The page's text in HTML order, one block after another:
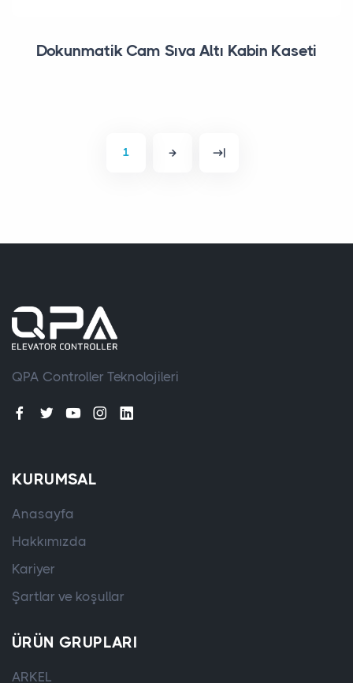
Dokunmatik Cam Sıva Altı Kabin Kaseti
1
QPA Controller Teknolojileri
KURUMSAL
Anasayfa
Hakkımızda
Kariyer
Şartlar ve koşullar
ÜRÜN GRUPLARI
ARKEL